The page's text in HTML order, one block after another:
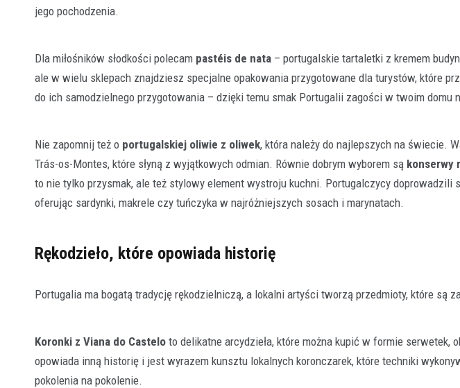
jego pochodzenia.
Dla miłośników słodkości polecam pastéis de nata – portugalskie tartaletki z kremem
ale w wielu sklepach znajdziesz specjalne opakowania przygotowane dla turystów, które
do ich samodzielnego przygotowania – dzięki temu smak Portugalii zagości w twoim domu
Nie zapomnij też o portugalskiej oliwie z oliwek, która należy do najlepszych na świecie.
Trás-os-Montes, które słyną z wyjątkowych odmian. Równie dobrym wyborem są konserwy
to nie tylko przysmak, ale też stylowy element wystroju kuchni. Portugalczycy doprowadzili
oferując sardynki, makrele czy tuńczyka w najróżniejszych sosach i marynatach.
Rękodzieło, które opowiada historię
Portugalia ma bogatą tradycję rękodzielniczą, a lokalni artyści tworzą przedmioty, które są
Koronki z Viana do Castelo to delikatne arcydzieła, które można kupić w formie serwetek,
opowiada inną historię i jest wyrazem kunsztu lokalnych koronczarek, które techniki
pokolenia na pokolenie.